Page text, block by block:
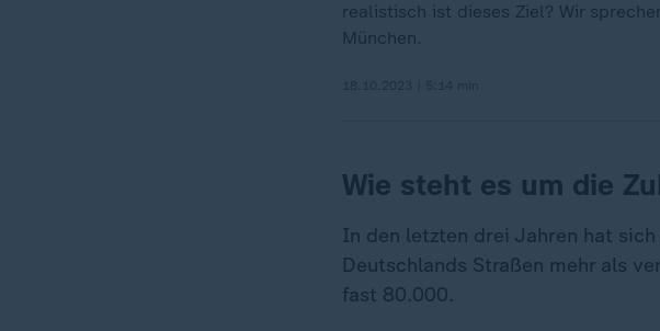
realistisch ist dieses Ziel? Wir
München.
Wie steht es um die
In den letzten drei Jahren hat
Deutschlands Straßen mehr als
fast 80.000.